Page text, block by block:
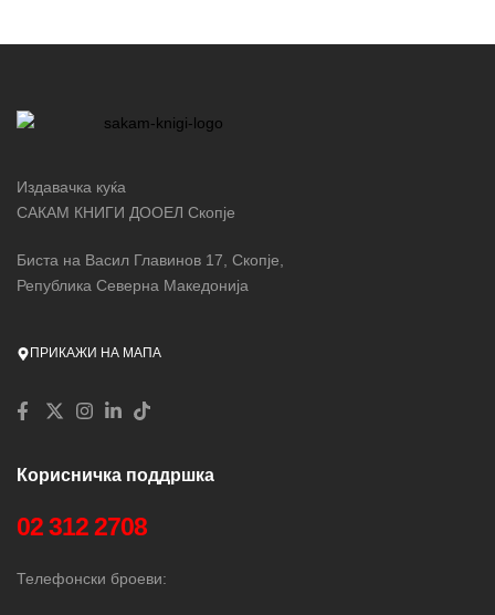
Издавачка куќа
САКАМ КНИГИ ДООЕЛ Скопје
Биста на Васил Главинов 17, Скопје,
Република Северна Македонија
ПРИКАЖИ НА МАПА
Корисничка поддршка
02 312 2708
Телефонски броеви: